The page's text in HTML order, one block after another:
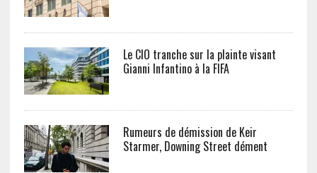
Le CIO tranche sur la plainte visant
Gianni Infantino à la FIFA
Rumeurs de démission de Keir
Starmer, Downing Street dément